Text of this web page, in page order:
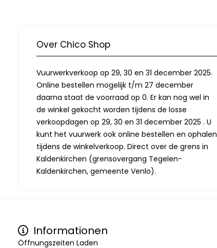
Over Chico Shop
Vuurwerkverkoop op 29, 30 en 31 december 2025.
Online bestellen mogelijk t/m 27 december
daarna staat de voorraad op 0. Er kan nog wel in
de winkel gekocht worden tijdens de losse
verkoopdagen op 29, 30 en 31 december 2025 . U
kunt het vuurwerk ook online bestellen en ophalen
tijdens de winkelverkoop. Direct over de grens in
Kaldenkirchen (grensovergang Tegelen-
Kaldenkirchen, gemeente Venlo).
Informationen
Öffnungszeiten Laden